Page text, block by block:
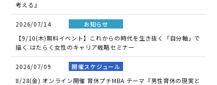
考える』
2026/07/14
お知らせ
【9/10(木)無料イベント】これからの時代を生き抜く「自分軸」で
描く はたらく女性のキャリア戦略セミナー
2026/07/09
開催スケジュール
8/28(金) オンライン開催 育休プチMBA テーマ『男性育休の現実と